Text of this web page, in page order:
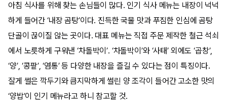
아침 식사를 위해 찾는 손님들이 많다. 인기 식사 메뉴는 내장이 넉넉
하게 들어간 ‘내장 곰탕’이다. 진득한 국물 맛과 푸짐한 인심에 곰탕
단골이 끊이질 않는 곳이다. 대표 메뉴는 직접 주문 제작한 철근 석쇠
에서 노릇하게 구워낸 ‘차돌박이’. ‘차돌박이’와 ‘사태’ 외에도 ‘곱창’,
‘양’, ‘콩팥’, ‘염통’ 등 다양한 내장을 즐길 수 있다는 점이 특징이다.
잘게 썰은 깍두기와 큼지막하게 썰린 양 조각이 들어간 고소한 맛의
‘양밥’이 인기 메뉴라고 하니 참고할 것.